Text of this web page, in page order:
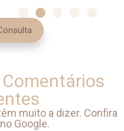
muito a dizer. Confira
Google.